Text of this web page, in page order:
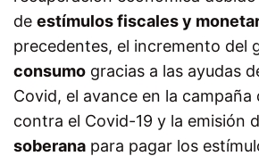
de estímulos fiscales y
precedentes, el incremento del
consumo gracias a las ayudas
Covid, el avance en la campaña
contra el Covid-19 y la emisión
soberana para pagar los